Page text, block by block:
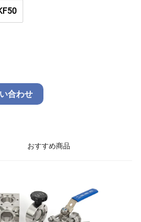
合わせ
おすすめ商品